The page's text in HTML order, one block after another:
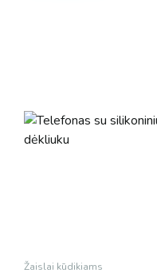
Žaislai kūdikiams